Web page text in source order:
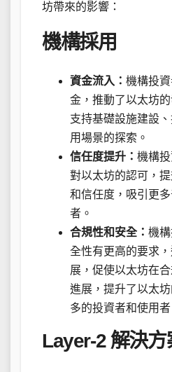
坊帶來的影響：
機構採用
資金流入： 機構投
金，推動了以太坊
支持基礎設施建設
用場景的探索。
信任度提升： 機構
對以太坊的認可，
和信任度，吸引更
者。
合規性和安全： 機
全性有更高的要求
展，促使以太坊在
進展，提升了以太
多的投資者和使用者
Layer-2 解決方